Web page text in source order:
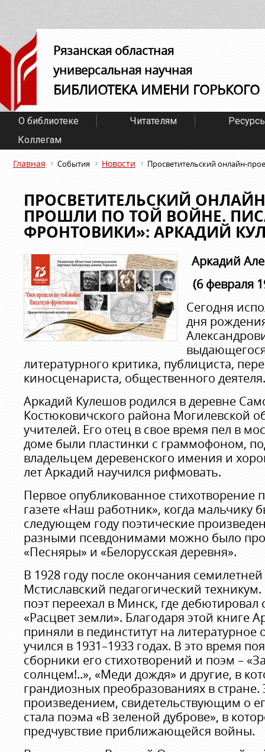
Рязанская областная
универсальная научная
БИБЛИОТЕКА ИМЕНИ ГОРЬКОГО
О библиотеке Читателям
Коллегам
Главная События Новости Просветительский онлайн-
ПРОСВЕТИТЕЛЬСКИЙ
ПРОШЛИ ПО ТОЙ ВОЙНЕ.
ФРОНТОВИКИ»: АРКАДИЙ
Аркадий
(6 февраля
Сегодня
дня
литературного критика, публициста,
киносценариста, общественного деятеля.
Аркадий Кулешов родился в деревне
Костюковичского района Могилевской
учителей. Его отец в свое время пел в
доме были пластинки с граммофоном,
владельцем деревенского имения и
лет Аркадий научился рифмовать.
Первое опубликованное стихотворение
газете «Наш работник», когда мальчику
следующем году поэтические
разными псевдонимами можно было
«Песняры» и «Белорусская деревня».
В 1928 году после окончания
Мстиславский педагогический
поэт переехал в Минск, где
«Расцвет земли». Благодаря этой книге
приняли в пединститут на литературное
учился в 1931–1933 годах. В это время
сборники его стихотворений и поэм –
солнцем!..», «Меди дождя» и другие, в
грандиозных преобразованиях в
произведением, свидетельствующим о
стала поэма «В зеленой дуброве», в
предчувствие приближающейся войны.